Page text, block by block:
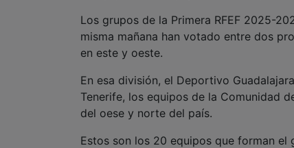
Los grupos de la Primera RFEF 2025-
misma mañana han votado entre dos
en este y oeste.
En esa división, el Deportivo
Tenerife, los equipos de la Comunidad
del oese y norte del país.
Estos son los 20 equipos que forman el